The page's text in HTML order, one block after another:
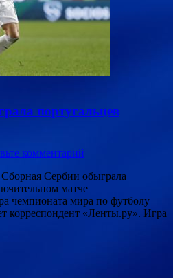
португальцев
комментарий
Сербии обыграла
матче
чемпионата мира по футболу
корреспондент «Ленты.ру». Игра